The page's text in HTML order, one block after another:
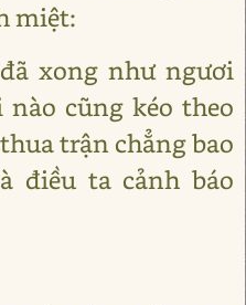
miệt:
xong như ngươi
cũng kéo theo
trận chẳng bao
điều ta cảnh báo